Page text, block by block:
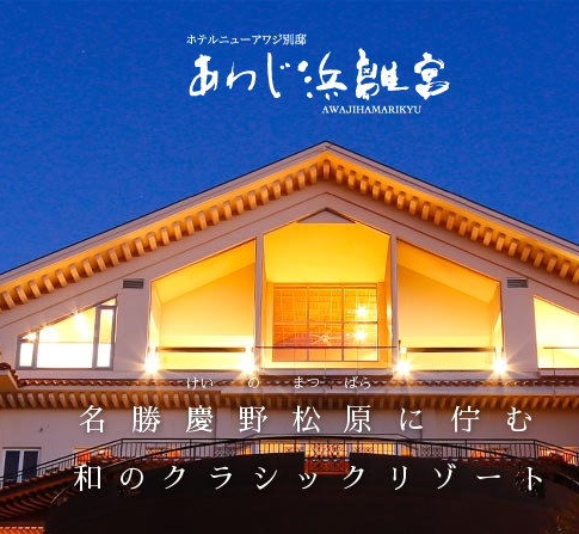
温泉 スパ 旬房 新淡 ホテルガイド
名勝慶
けい
野
の
松
まつ
原
ばら
に佇む
和のクラシックリゾート